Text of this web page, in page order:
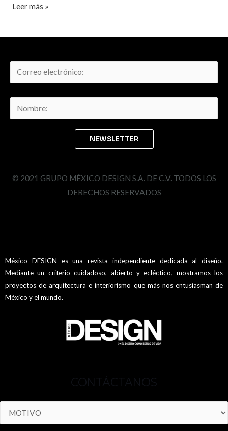
Leer más »
© 2021 GRUPO MÉXICO DESIGN S.A. DE C.V. TODOS LOS
DERECHOS RESERVADOS
México DESIGN es una revista independiente dedicada al diseño.
Mediante un criterio cuidadoso, abierto y ecléctico, mostramos los
proyectos de arquitectura e interiorismo que más nos entusiasman de
México y el mundo.
CONTÁCTANOS